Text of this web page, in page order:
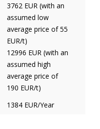
3762 EUR (with an
assumed low
average price of 55
EUR/t)
12996 EUR (with an
assumed high
average price of
190 EUR/t)
1384 EUR/Year